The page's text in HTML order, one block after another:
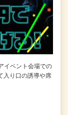
イベント会場での
入り口の誘導や席